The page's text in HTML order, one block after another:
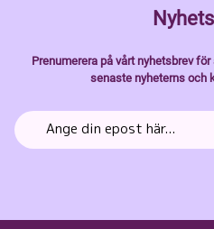
Prenumerera på vårt nyhetsbrev
senaste nyheterns och